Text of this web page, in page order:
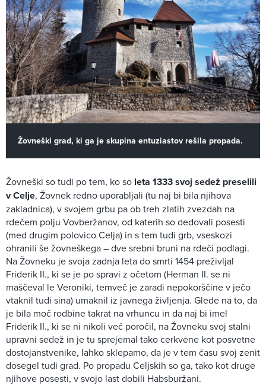
Žovneški grad, ki ga je skupina entuziastov rešila propada.
Žovneški so tudi po tem, ko so leta 1333 svoj sedež preselili
v Celje, Žovnek redno uporabljali (tu naj bi bila njihova
zakladnica), v svojem grbu pa ob treh zlatih zvezdah na
rdečem polju Vovberžanov, od katerih so dedovali posesti
(med drugim polovico Celja) in s tem tudi grb, vseskozi
ohranili še žovneškega – dve srebni bruni na rdeči podlagi.
Na Žovneku je svoja zadnja leta do smrti 1454 preživljal
Friderik II., ki se je po spravi z očetom (Herman II. se ni
maščeval le Veroniki, temveč je zaradi nepokorščine v ječo
vtaknil tudi sina) umaknil iz javnega življenja. Glede na to, da
je bila moč rodbine takrat na vrhuncu in da naj bi imel
Friderik II., ki se ni nikoli več poročil, na Žovneku svoj stalni
upravni sedež in je tu sprejemal tako cerkvene kot posvetne
dostojanstvenike, lahko sklepamo, da je v tem času svoj zenit
dosegel tudi grad. Po propadu Celjskih so ga, tako kot druge
njihove posesti, v svojo last dobili Habsburžani.